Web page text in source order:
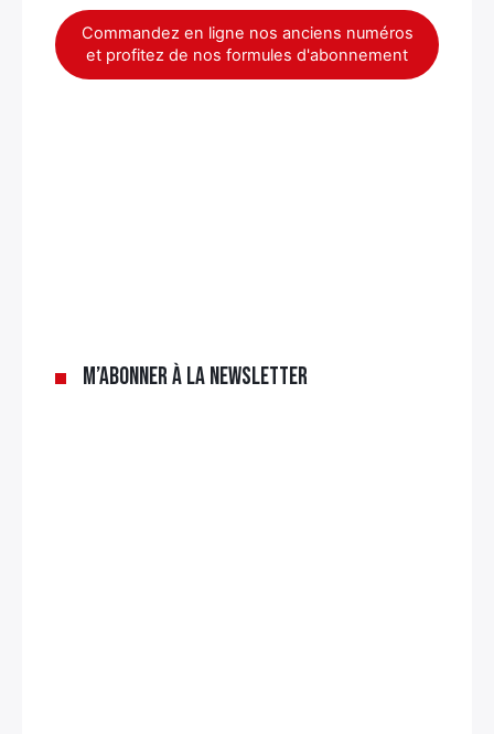
Commandez en ligne nos anciens numéros
et profitez de nos formules d'abonnement
M’abonner à la newsletter